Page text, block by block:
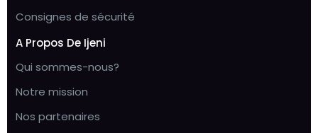
Consignes de sécurité
A Propos De Ijeni
Qui sommes-nous?
Notre mission
Nos partenaires